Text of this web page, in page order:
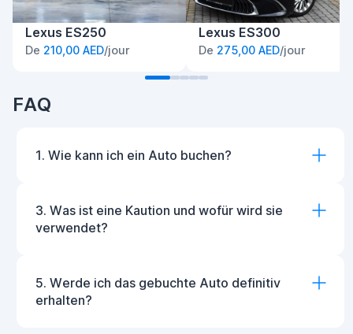
Lexus ES250
De 210,00 AED/jour
Lexus ES300
De 275,00 AED/jour
FAQ
1. Wie kann ich ein Auto buchen?
3. Was ist eine Kaution und wofür wird sie
verwendet?
5. Werde ich das gebuchte Auto definitiv
erhalten?